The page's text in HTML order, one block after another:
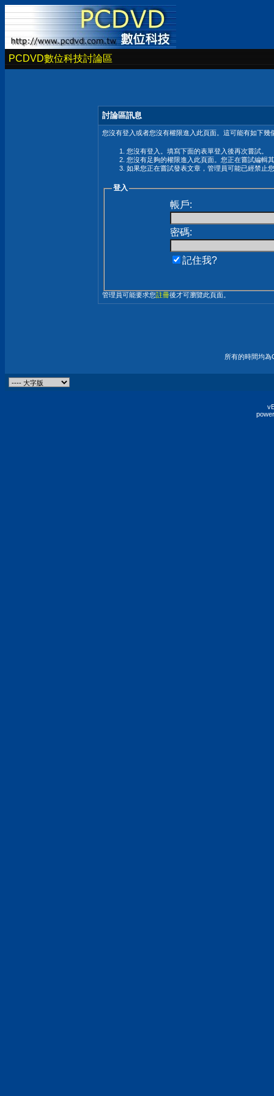
PCDVD數位科技討論區
討論區訊息
您沒有登入或者您沒有權限進入此頁面。這可能有如下幾
您沒有登入。填寫下面的表單登入後再次嘗試。
您沒有足夠的權限進入此頁面。您正在嘗試編輯
如果您正在嘗試發表文章，管理員可能已經禁止
登入
帳戶:
密碼:
記住我?
管理員可能要求您註冊後才可瀏覽此頁面。
所有的時間均為